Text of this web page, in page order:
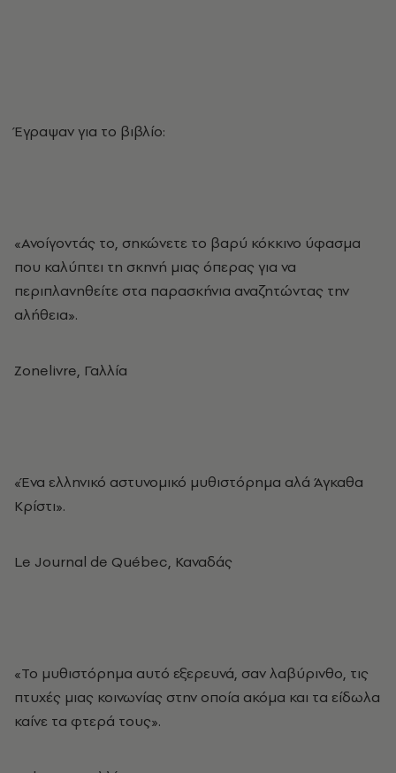
Έγραψαν για το βιβλίο:
«Ανοίγοντάς το, σηκώνετε το βαρύ κόκκινο ύφασμα
που καλύπτει τη σκηνή μιας όπερας για να
περιπλανηθείτε στα παρασκήνια αναζητώντας την
αλήθεια».
Zonelivre, Γαλλία
«Ένα ελληνικό αστυνομικό μυθιστόρημα αλά Άγκαθα
Κρίστι».
Le Journal de Québec, Καναδάς
«Το μυθιστόρημα αυτό εξερευνά, σαν λαβύρινθο, τις
πτυχές μιας κοινωνίας στην οποία ακόμα και τα είδωλα
καίνε τα φτερά τους».